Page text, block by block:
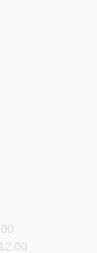
12:00